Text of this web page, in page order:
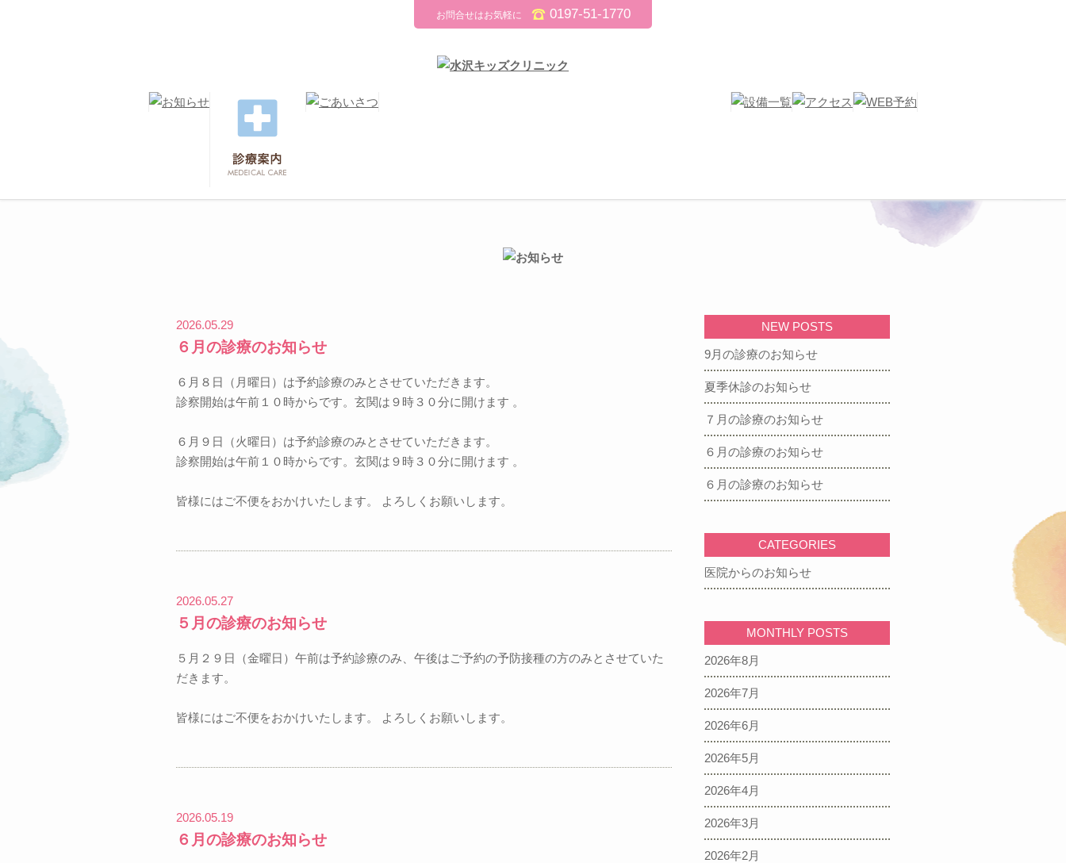
お問合せはお気軽に 0197-51-1770
2026.05.29
６月の診療のお知らせ
６ 月８日（月曜日）は予約診療のみとさせていただきます。
診察開始は午前１０時からです。玄関は９時３０分に開けます 。
６ 月９日（火曜日）は予約診療のみとさせていただきます。
診察開始は午前１０時からです。玄関は９時３０分に開けます 。
皆様にはご不便をおかけいたします。 よろしくお願いします。
2026.05.27
５月の診療のお知らせ
５月 ２９ 日（金曜日）午前は予約診療のみ、午後はご予約の予防接種の方のみとさせていた
だきます。
皆様にはご不便をおかけいたします。 よろしくお願いします。
2026.05.19
６月の診療のお知らせ
NEW POSTS
9月の診療のお知らせ
夏季休診のお知らせ
７月の診療のお知らせ
６月の診療のお知らせ
６月の診療のお知らせ
CATEGORIES
医院からのお知らせ
MONTHLY POSTS
2026年8月
2026年7月
2026年6月
2026年5月
2026年4月
2026年3月
2026年2月